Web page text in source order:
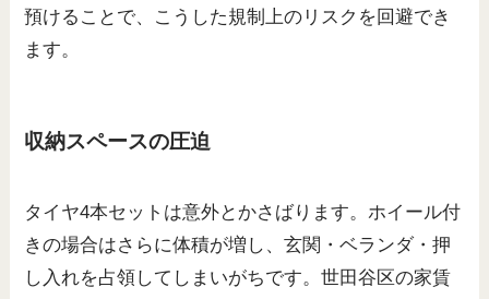
預けることで、こうした規制上のリスクを回避でき
ます。
収納スペースの圧迫
タイヤ4本セットは意外とかさばります。ホイール付
きの場合はさらに体積が増し、玄関・ベランダ・押
し入れを占領してしまいがちです。世田谷区の家賃